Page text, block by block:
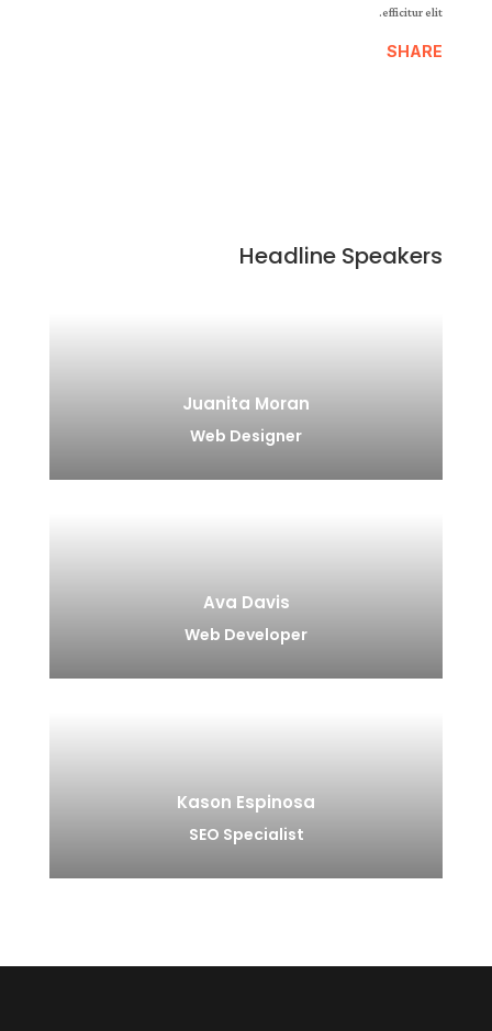
efficitur elit.
SHARE
Headline Speakers
Juanita Moran
Web Designer
Ava Davis
Web Developer
Kason Espinosa
SEO Specialist